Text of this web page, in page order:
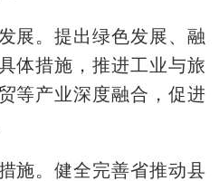
展。提出绿色发展、融
体措施，推进工业与旅
等产业深度融合，促进
施。健全完善省推动县